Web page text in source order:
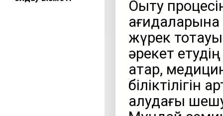
Оқыту
жүрек
әрекет
қатар,
біліктілігін
қалудағы